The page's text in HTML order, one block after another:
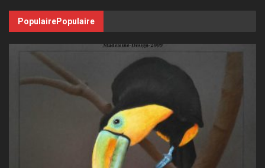
PopulairePopulaire